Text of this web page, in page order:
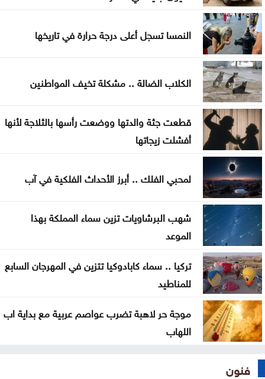
الأمم المتحدة: داعش ما يزال يهدد السلم والأمن
الدوليين
تحذيرات أمنية في كولومبيا من هجمات إرهابية أثناء
مراسم التنصيب
أجواء صيفية مستقرة حتى الأحد مع تراجع تأثير الكتلة
الحارة
سماع دوي انفجارين في مضيق هرمز أثناء عبور ناقلة
مقتل جنديين إسرائيليين في جنوب لبنان
كيف حول الاتحاد الأردني جائزة رياضية إلى معركة
أخلاقية هزت عرش فيفا
النمسا تسجل أعلى درجة حرارة في تاريخها
الكلاب الضالة .. مشكلة تخيف المواطنين
قطعت جثة والدتها ووضعت رأسها بالثلاجة لأنها
أفشلت زيجاتها
لمحبي الفلك .. أبرز الأحداث الفلكية في آب
شهب البرشاويات تزين سماء المملكة بهذا
الموعد
تركيا .. سماء كابادوكيا تتزين في المهرجان السابع
للمناطيد
موجة حر لاهبة تضرب عواصم عربية مع بداية اب
اللهاب
فنون